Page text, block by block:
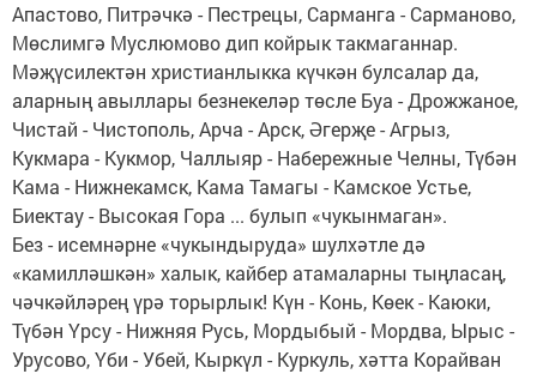
Апастово, Питрәчкә - Пестрецы, Сарманга - Сарманово,
Мөслимгә Муслюмово дип койрык такмаганнар.
Мәҗүсилектән христианлыкка күчкән булсалар да,
аларның авыллары безнекеләр төсле Буа - Дрожжаное,
Чистай - Чистополь, Арча - Арск, Әгерҗе - Агрыз,
Кукмара - Кукмор, Чаллыяр - Набережные Челны, Түбән
Кама - Нижнекамск, Кама Тамагы - Камское Устье,
Биектау - Высокая Гора ... булып «чукынмаган».
Без - исемнәрне «чукындыруда» шулхәтле дә
«камилләшкән» халык, кайбер атамаларны тыңласаң,
чәчкәйләрең үрә торырлык! Күн - Конь, Көек - Каюки,
Түбән Үрсу - Нижняя Русь, Мордыбый - Мордва, Ырыс -
Урусово, Үби - Убей, Кыркүл - Куркуль, хәтта Корайван